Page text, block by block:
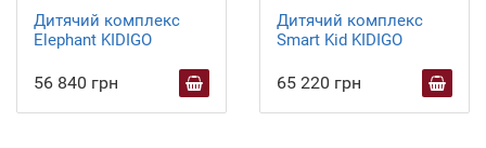
Дитячий комплекс
Elephant KIDIGO
56 840 грн
Дитячий комплекс
Smart Kid KIDIGO
65 220 грн